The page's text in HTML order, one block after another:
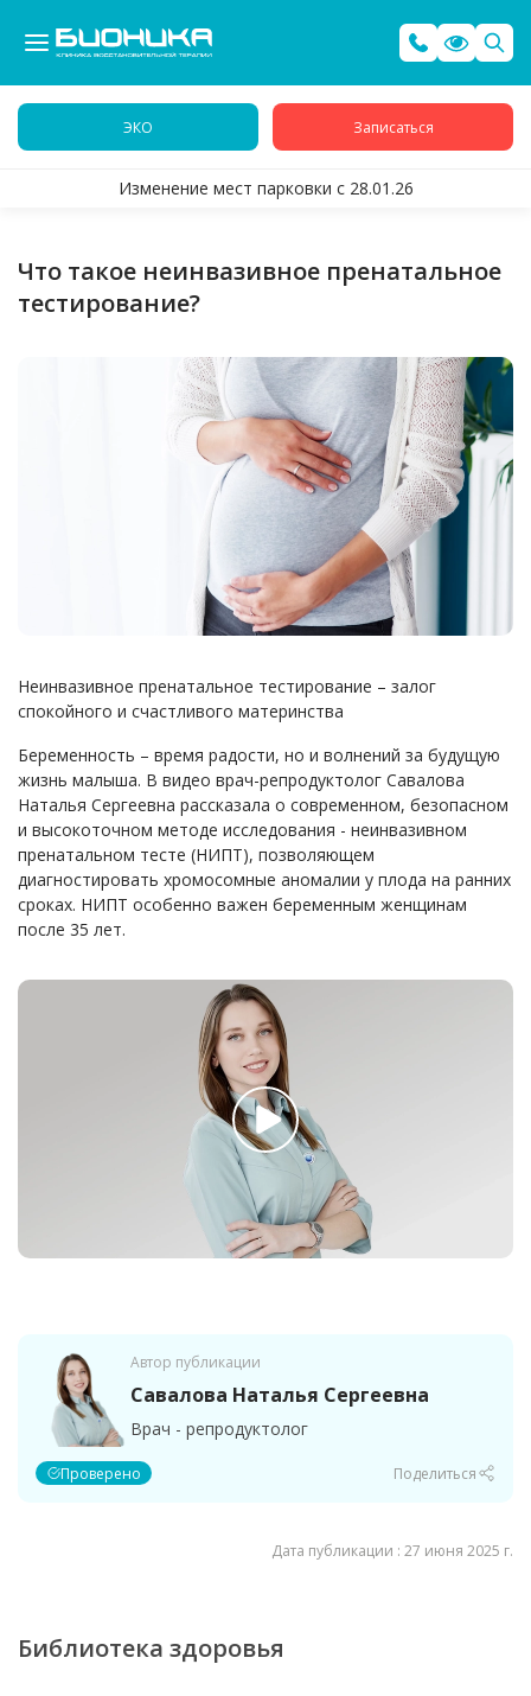
ЭКО Записаться
Изменение мест парковки с 28.01.26
Что такое неинвазивное пренатальное
тестирование?
Неинвазивное пренатальное тестирование – залог
спокойного и счастливого материнства
Беременность – время радости, но и волнений за будущую
жизнь малыша. В видео врач-репродуктолог Савалова
Наталья Сергеевна рассказала о современном, безопасном
и высокоточном методе исследования - неинвазивном
пренатальном тесте (НИПТ), позволяющем
диагностировать хромосомные аномалии у плода на ранних
сроках. НИПТ особенно важен беременным женщинам
после 35 лет.
Автор публикации
Савалова Наталья Сергеевна
Врач - репродуктолог
Проверено Поделиться
Дата публикации : 27 июня 2025 г.
Библиотека здоровья